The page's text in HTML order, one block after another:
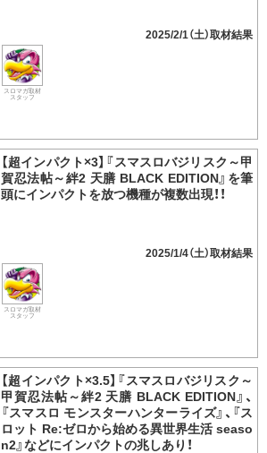
2025/2/1（土）
スロマガ取材
スタッフ
【超インパクト×3】『スマスロバジリスク～甲
賀忍法帖～絆2 天膳 BLACK EDITION』を筆
頭にインパクトを放つ機種が複数出現！！
2025/1/4（土）
スロマガ取材
スタッフ
【超インパクト×3.5】『スマスロバジリスク～
甲賀忍法帖～絆2 天膳 BLACK EDITION』、
『スマスロ モンスターハンターライズ』、『ス
ロット Re:ゼロから始める異世界生活 seaso
n2』などにインパクトの兆しあり！